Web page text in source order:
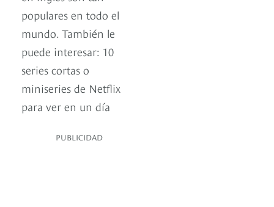
populares en todo el
mundo. También le
puede interesar: 10
series cortas o
miniseries de Netflix
para ver en un día
PUBLICIDAD